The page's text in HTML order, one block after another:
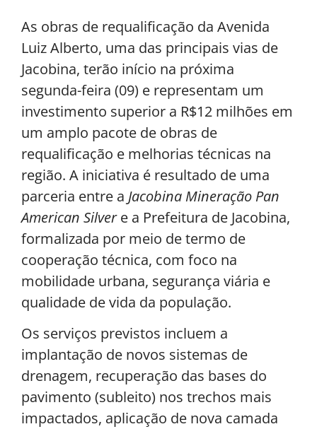
As obras de requalificação da Avenida
Luiz Alberto, uma das principais vias de
Jacobina, terão início na próxima
segunda-feira (09) e representam um
investimento superior a R$12 milhões em
um amplo pacote de obras de
requalificação e melhorias técnicas na
região. A iniciativa é resultado de uma
parceria entre a Jacobina Mineração Pan
American Silvere a Prefeitura de Jacobina,
formalizada por meio de termo de
cooperação técnica, com foco na
mobilidade urbana, segurança viária e
qualidade de vida da população.
Os serviços previstos incluem a
implantação de novos sistemas de
drenagem, recuperação das bases do
pavimento (subleito) nos trechos mais
impactados, aplicação de nova camada